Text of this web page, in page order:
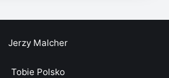
Jerzy Malcher
Tobie Polsko